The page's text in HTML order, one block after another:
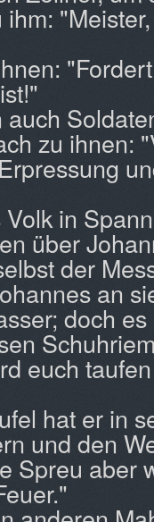
zu ihnen:
in
über
der
an
doch
euch
hat er in
und den
Spreu aber